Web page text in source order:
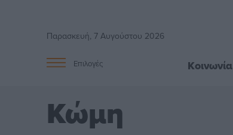
Παρασκευή, 7 Αυγούστου 2026
Επιλογές Κοινωνία
Κώμη